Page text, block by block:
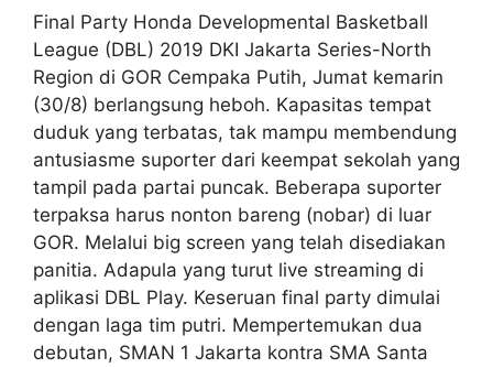
Final Party Honda Developmental Basketball
League (DBL) 2019 DKI Jakarta Series-North
Region di GOR Cempaka Putih, Jumat kemarin
(30/8) berlangsung heboh. Kapasitas tempat
duduk yang terbatas, tak mampu membendung
antusiasme suporter dari keempat sekolah yang
tampil pada partai puncak. Beberapa suporter
terpaksa harus nonton bareng (nobar) di luar
GOR. Melalui big screen yang telah disediakan
panitia. Adapula yang turut live streaming di
aplikasi DBL Play. Keseruan final party dimulai
dengan laga tim putri. Mempertemukan dua
debutan, SMAN 1 Jakarta kontra SMA Santa